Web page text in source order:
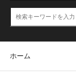
ホーム